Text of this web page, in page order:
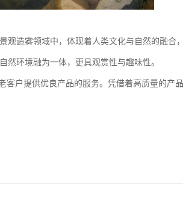
观造雾领域中，体现着人类文化与自然的融合
然环境融为一体，更具观赏性与趣味性。
客户提供优良产品的服务。凭借着高质量的产